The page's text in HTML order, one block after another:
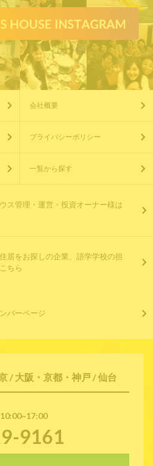
/ 大阪・京都・神戸 / 仙台
9161
会社概要
プライバシーポリシー
一覧から探す
ス管理・運営・投資オーナー様は
居をお探しの企業、語学学校の担
ちら
バーページ